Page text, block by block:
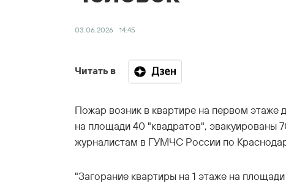
03.06.2026 14:45
Читать в
Пожар возник в квартире на первом
на площади 40 "квадратов", эвакуированы
журналистам в ГУМЧС России по
"Загорание квартиры на 1 этаже на